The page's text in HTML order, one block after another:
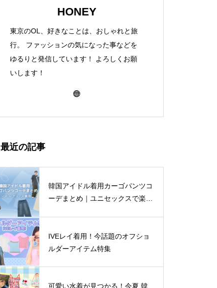
HONEY
東京のOL、好きなことは、おしゃれと旅
行。 ファッションの気になった事などを
ゆるりと発信しています！ よろしくお願
いします！
最近の記事
韓国アイドル着用カーゴパンツコ
ーデまとめ｜ユニセックスで楽し
IVEレイ着用！今話題のオフショ
ルダーアイテム特集
可愛い水着が見つかる！今夏 韓